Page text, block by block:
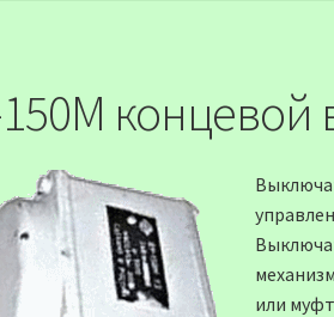
концевой
или